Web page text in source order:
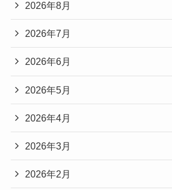
2026年8月
2026年7月
2026年6月
2026年5月
2026年4月
2026年3月
2026年2月